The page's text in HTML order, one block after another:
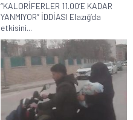
“KALORİFERLER 11.00’E KADAR
YANMIYOR” İDDİASI Elazığ’da
etkisini...